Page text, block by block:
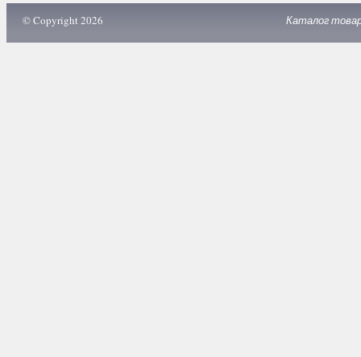
© Copyright 2026 Каталог